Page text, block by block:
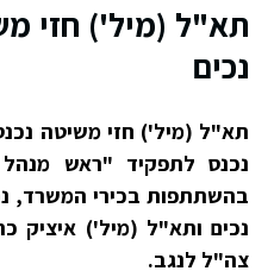
תא"ל (מיל') חזי
נכים
תא"ל (מיל') חזי משיטה
נכנס לתפקיד "ראש
בהשתתפות בכירי המשרד,
נכים ותא"ל (מיל') איציק
צה"ל לנגב.